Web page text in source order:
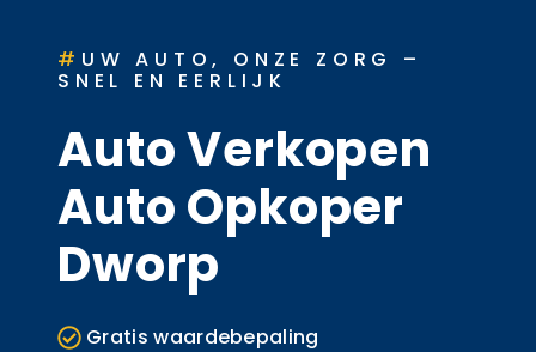
# UW AUTO, ONZE ZORG –
SNEL EN EERLIJK
Auto Verkopen
Auto Opkoper
Dworp
Gratis waardebepaling